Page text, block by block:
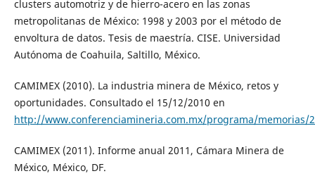
clusters automotriz y de hierro-acero en las zonas
metropolitanas de México: 1998 y 2003 por el método de
envoltura de datos. Tesis de maestría. CISE. Universidad
Autónoma de Coahuila, Saltillo, México.
CAMIMEX (2010). La industria minera de México, retos y
oportunidades. Consultado el 15/12/2010 en
http://www.conferenciamineria.com.mx/programa/memorias/
CAMIMEX (2011). Informe anual 2011, Cámara Minera de
México, México, DF.